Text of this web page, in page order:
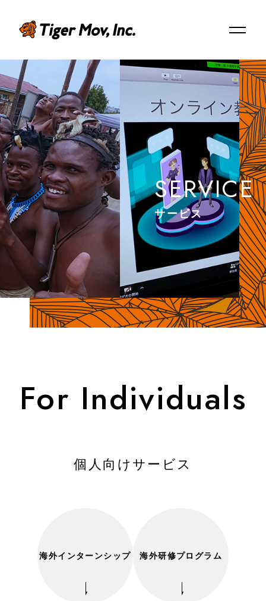
EN
ABOUT US
タイガーモブについて
Mission/Vision/Overview
ミッション / ビジョン / 会社概要
Member
メンバー紹介
Press Kit
プレスキット
For Individuals
個人向け
教育機関向け
VOICE
SERVICE
サービス
For Individuals
個人向けサービス
海外インターンシップ 海外研修プログラム